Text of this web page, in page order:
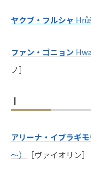
ヤクブ・フルシャ
ファン・ゴニョン
ノ］
I
アリーナ・イブラギ
～）
［ヴァイオリン］